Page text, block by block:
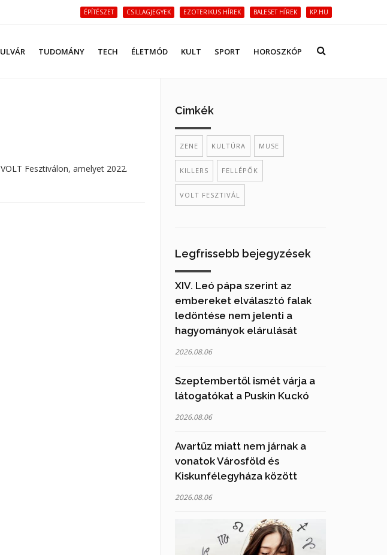
ÉPÍTÉSZET CSILLAGJEGYEK EZOTERIKUS HÍREK BALESET HÍREK KP.HU
TUDOMÁNY TECH ÉLETMÓD KULT SPORT HOROSZKÓP
Fesztiválon, amelyet 2022.
Cimkék
ZENE KULTÚRA MUSE
KILLERS FELLÉPŐK
VOLT FESZTIVÁL
Legfrissebb bejegyzések
XIV. Leó pápa szerint az
embereket elválasztó falak
ledöntése nem jelenti a
hagyományok elárulását
2026.08.06
Szeptembertől ismét várja a
látogatókat a Puskin Kuckó
2026.08.06
Avartűz miatt nem járnak a
vonatok Városföld és
Kiskunfélegyháza között
2026.08.06